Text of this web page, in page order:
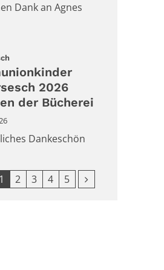
Dank an Agnes
:
2026
der Bücherei
Dankeschön
Seite
1 2 3 4 5 Nächste Seite